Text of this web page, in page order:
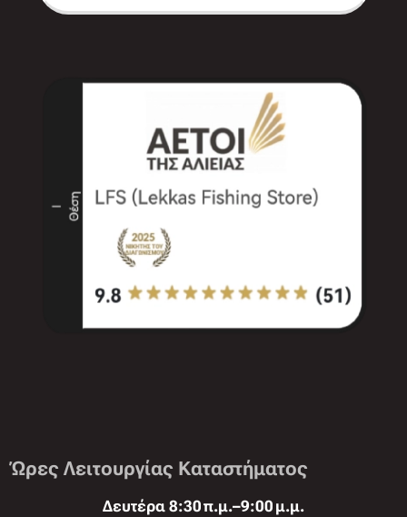
Ώρες Λειτουργίας Καταστήματος
Δευτέρα 8:30 π.μ.–9:00 μ.μ.